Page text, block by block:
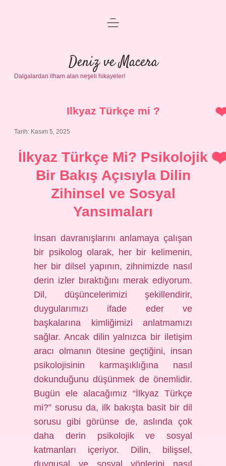
Anasayfa
Gizlilik Politikası
Yasal Uyarı
menüyü
Deniz ve Macera
Dalgalardan ilham alan neşeli hikayeler!
Ilkyaz Türkçe mi ?
Tarih: Kasım 5, 2025
İlkyaz Türkçe Mi? Psikolojik
Bir Bakış Açısıyla Dilin
Zihinsel ve Sosyal
Yansımaları
İnsan davranışlarını anlamaya çalışan
bir psikolog olarak, her bir kelimenin,
her bir dilsel yapının, zihnimizde nasıl
derin izler bıraktığını merak ediyorum.
Dil, düşüncelerimizi şekillendirir,
duygularımızı ifade eder ve
başkalarına kimliğimizi anlatmamızı
sağlar. Ancak dilin yalnızca bir iletişim
aracı olmanın ötesine geçtiğini, insan
psikolojisinin karmaşıklığına nasıl
dokunduğunu düşünmek de önemlidir.
Bugün ele alacağımız “İlkyaz Türkçe
mi?” sorusu da, ilk bakışta basit bir dil
sorusu gibi görünse de, aslında çok
daha derin psikolojik ve sosyal
katmanları içeriyor. Dilin, bilişsel,
duygusal ve sosyal yönlerini nasıl